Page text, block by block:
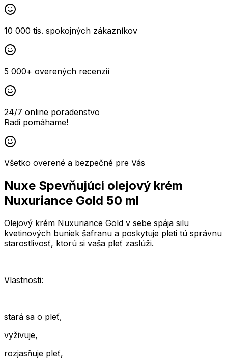
10 000 tis. spokojných zákazníkov
5 000+ overených recenzií
24/7 online poradenstvo
Radi pomáhame!
Všetko overené a bezpečné pre Vás
Nuxe Spevňujúci olejový krém
Nuxuriance Gold 50 ml
Olejový krém Nuxuriance Gold v sebe spája silu
kvetinových buniek šafranu a poskytuje pleti tú správnu
starostlivosť, ktorú si vaša pleť zaslúži.
Vlastnosti:
stará sa o pleť,
vyživuje,
rozjasňuje pleť,